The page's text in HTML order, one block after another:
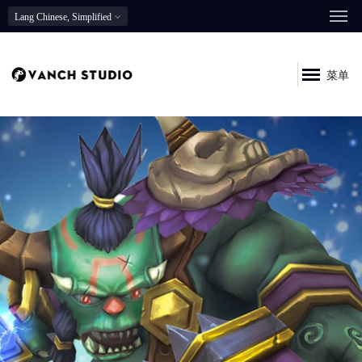
Lang Chinese, Simplified
菜单